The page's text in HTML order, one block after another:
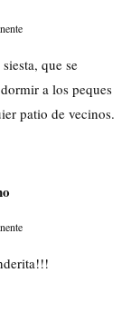
que se
a los peques
patio de vecinos.